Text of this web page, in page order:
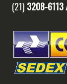
(21) 3208-6113